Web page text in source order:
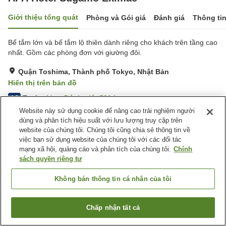
Giới thiệu tổng quát Phòng và Gói giá Đánh giá Thông
Bể tắm lớn và bể tắm lộ thiên dành riêng cho khách trên tầng cao
nhất. Gồm các phòng đơn với giường đôi.
Quận Toshima, Thành phố Tokyo, Nhật Bản
Hiển thị trên bản đồ
4.3 Tuyệt vời Đánh giá:501lượt
Tiện nghi chỗ nghỉ
Bãi đỗ xe
Spa / Salon
Nhà hàng
Máy bán hàng tự động
Nhật Bản Thành phố Tokyo
Quận Toshima
APA Hotel Sugamo Ekimae
Tìm phòng trống
Website này sử dụng cookie để nâng cao trải nghiệm người
dùng và phân tích hiệu suất với lưu lượng truy cập trên
website của chúng tôi. Chúng tôi cũng chia sẻ thông tin về
việc bạn sử dụng website của chúng tôi với các đối tác
mạng xã hội, quảng cáo và phân tích của chúng tôi. Chính
sách quyền riêng tư
Không bán thông tin cá nhân của tôi
Chấp nhận tất cả